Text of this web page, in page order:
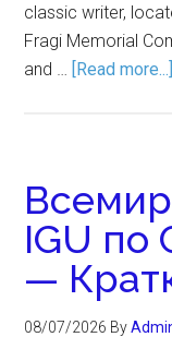
classic writer,
Fragi Memorial
and … [Read more...]
IGU по
—
08/07/2026 By